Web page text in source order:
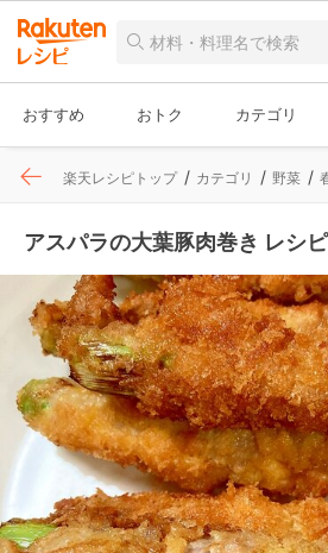
おすすめ おトク カテゴリ
楽天レシピトップ カテゴリ 野菜
アスパラの大葉豚肉巻き レシ